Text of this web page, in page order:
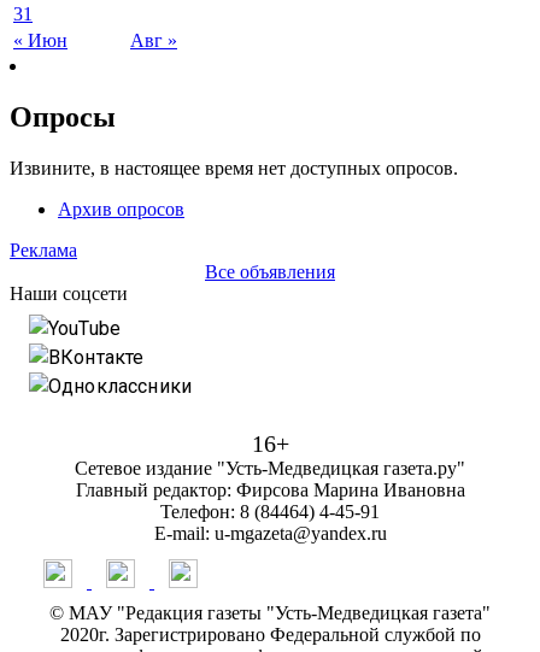
« Июн Авг »
31
Опросы
Извините, в настоящее время нет доступных опросов.
Архив опросов
Реклама
Все объявления
Наши соцсети
YouTube
ВКонтакте
Одноклассники
16+
Сетевое издание "Усть-Медведицкая газета.ру"
Главный редактор: Фирсова Марина Ивановна
Телефон: 8 (84464) 4-45-91
E-mail: u-mgazeta@yandex.ru
© МАУ "Редакция газеты "Усть-Медведицкая газета"
2020г. Зарегистрировано Федеральной службой по